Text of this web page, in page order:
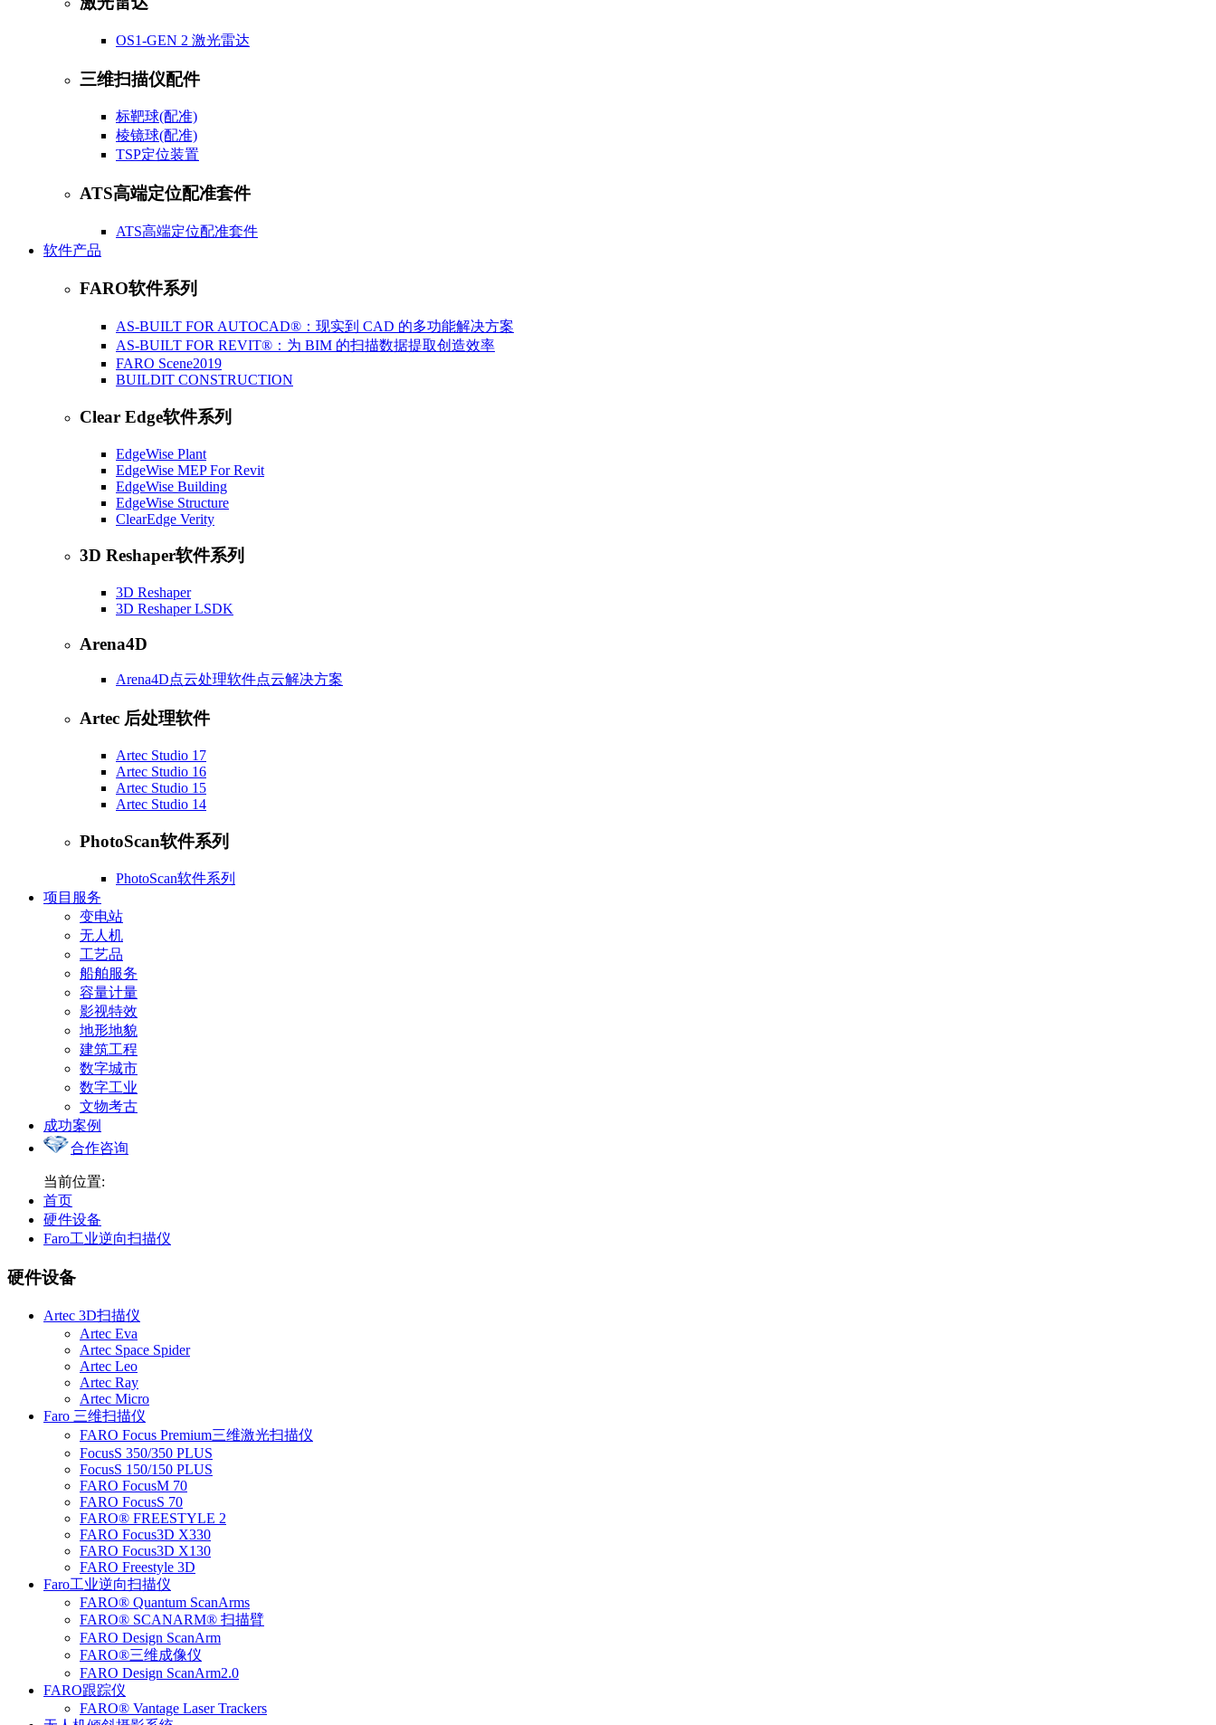
OS1-GEN 2 激光雷达
三维扫描仪配件
标靶球(配准)
棱镜球(配准)
​TSP定位装置
ATS高端定位配准套件
ATS高端定位配准套件
软件产品
FARO软件系列
AS-BUILT FOR AUTOCAD®：现实到 CAD 的多功能解决方案
AS-BUILT FOR REVIT®：为 BIM 的扫描数据提取创造效率
FARO Scene2019
BUILDIT CONSTRUCTION
Clear Edge软件系列
EdgeWise Plant
EdgeWise MEP For Revit
EdgeWise Building
EdgeWise Structure
ClearEdge Verity
3D Reshaper软件系列
3D Reshaper
3D Reshaper LSDK
Arena4D
Arena4D点云处理软件点云解决方案
Artec 后处理软件
Artec Studio 17
Artec Studio 16
Artec Studio 15
Artec Studio 14
PhotoScan软件系列
PhotoScan软件系列
项目服务
变电站
无人机
工艺品
船舶服务
容量计量
影视特效
地形地貌
建筑工程
数字城市
数字工业
文物考古
成功案例
合作咨询
当前位置:
首页
硬件设备
Faro工业逆向扫描仪
硬件设备
Artec 3D扫描仪
Artec Eva
Artec Space Spider
Artec Leo
Artec Ray
Artec Micro
Faro 三维扫描仪
FARO Focus Premium三维激光扫描仪
FocusS 350/350 PLUS
FocusS 150/150 PLUS
FARO FocusM 70
FARO FocusS 70
FARO® FREESTYLE 2
FARO Focus3D X330
FARO Focus3D X130
FARO Freestyle 3D
Faro工业逆向扫描仪
FARO® Quantum ScanArms
FARO® SCANARM® 扫描臂
FARO Design ScanArm
FARO®三维成像仪
FARO Design ScanArm2.0
FARO跟踪仪
FARO® Vantage Laser Trackers